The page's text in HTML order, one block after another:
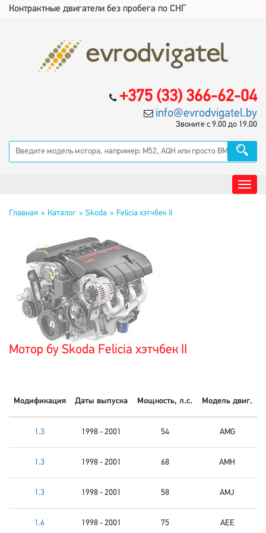
Контрактные двигатели без пробега по СНГ
+375 (33) 366-62-04
info@evrodvigatel.by
Звоните с 9.00 до 19.00
Главная Каталог Skoda Felicia хэтчбек II
Мотор бу Skoda Felicia хэтчбек II
Модификация Даты выпуска Мощность, л.с. Модель двиг.
1.3 1998 - 2001 54 AMG
1.3 1998 - 2001 68 AMH
1.3 1998 - 2001 58 AMJ
1.6 1998 - 2001 75 AEE